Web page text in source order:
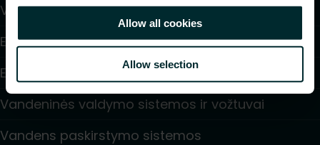
Allow all cookies
Allow selection
Ventiliatoriniai konvektoriai
Elektrinis šildymas
Elektroninė valdymo sistema
Vandeninės valdymo sistemos ir vožtuvai
Vandens paskirstymo sistemos